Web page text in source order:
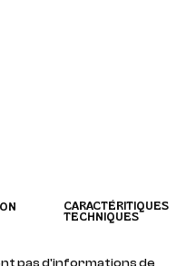
CARACTÉRITIQUES
TECHNIQUES